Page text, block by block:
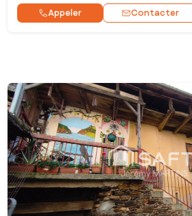
Appeler Contacter